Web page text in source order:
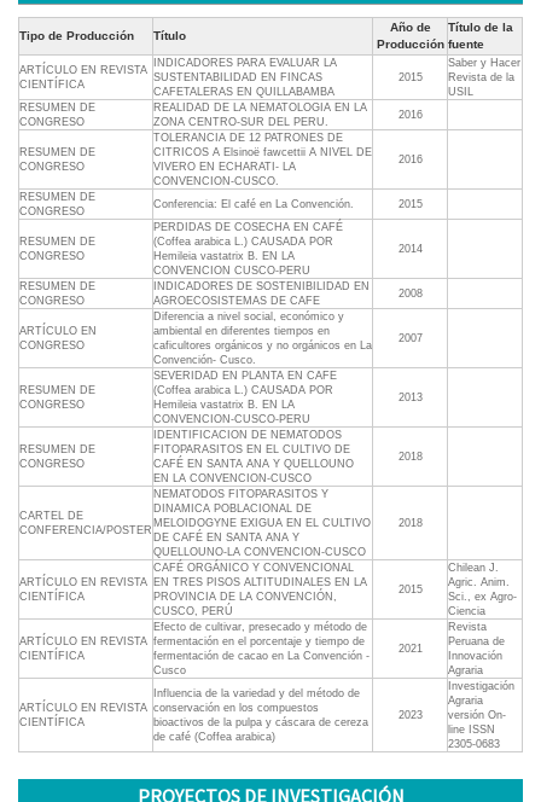
Tipo de Producción Título
Año de
Producción
Título de la
fuente
ARTÍCULO EN REVISTA
CIENTÍFICA
INDICADORES PARA EVALUAR LA
SUSTENTABILIDAD EN FINCAS
CAFETALERAS EN QUILLABAMBA
2015
Saber y Hacer
Revista de la
USIL
RESUMEN DE
CONGRESO
REALIDAD DE LA NEMATOLOGIA EN LA
ZONA CENTRO-SUR DEL PERU.
2016
RESUMEN DE
CONGRESO
TOLERANCIA DE 12 PATRONES DE
CITRICOS A Elsinoë fawcettii A NIVEL DE
VIVERO EN ECHARATI- LA
CONVENCION-CUSCO.
2016
RESUMEN DE
CONGRESO
Conferencia: El café en La Convención. 2015
RESUMEN DE
CONGRESO
PERDIDAS DE COSECHA EN CAFÉ
(Coffea arabica L.) CAUSADA POR
Hemileia vastatrix B. EN LA
CONVENCION CUSCO-PERU
2014
RESUMEN DE
CONGRESO
INDICADORES DE SOSTENIBILIDAD EN
AGROECOSISTEMAS DE CAFE
2008
ARTÍCULO EN
CONGRESO
Diferencia a nivel social, económico y
ambiental en diferentes tiempos en
caficultores orgánicos y no orgánicos en La
Convención- Cusco.
2007
RESUMEN DE
CONGRESO
SEVERIDAD EN PLANTA EN CAFE
(Coffea arabica L.) CAUSADA POR
Hemileia vastatrix B. EN LA
CONVENCION-CUSCO-PERU
2013
RESUMEN DE
CONGRESO
IDENTIFICACION DE NEMATODOS
FITOPARASITOS EN EL CULTIVO DE
CAFÉ EN SANTA ANA Y QUELLOUNO
EN LA CONVENCION-CUSCO
2018
CARTEL DE
CONFERENCIA/POSTER
NEMATODOS FITOPARASITOS Y
DINAMICA POBLACIONAL DE
MELOIDOGYNE EXIGUA EN EL CULTIVO
DE CAFÉ EN SANTA ANA Y
QUELLOUNO-LA CONVENCION-CUSCO
2018
ARTÍCULO EN REVISTA
CIENTÍFICA
CAFÉ ORGÁNICO Y CONVENCIONAL
EN TRES PISOS ALTITUDINALES EN LA
PROVINCIA DE LA CONVENCIÓN,
CUSCO, PERÚ
2015
Chilean J.
Agric. Anim.
Sci., ex Agro-
Ciencia
ARTÍCULO EN REVISTA
CIENTÍFICA
Efecto de cultivar, presecado y método de
fermentación en el porcentaje y tiempo de
fermentación de cacao en La Convención -
Cusco
2021
Revista
Peruana de
Innovación
Agraria
ARTÍCULO EN REVISTA
CIENTÍFICA
Influencia de la variedad y del método de
conservación en los compuestos
bioactivos de la pulpa y cáscara de cereza
de café (Coffea arabica)
2023
Investigación
Agraria
versión On-
line ISSN
2305-0683
PROYECTOS DE INVESTIGACIÓN